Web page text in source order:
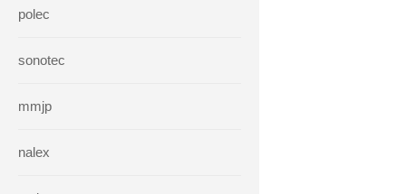
polec
sonotec
mmjp
nalex